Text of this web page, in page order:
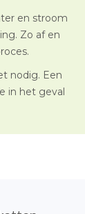
en stroom
Zo af en
nodig. Een
in het geval